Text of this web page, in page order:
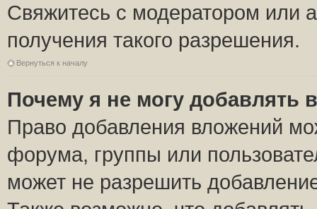
Свяжитесь с модератором или
получения такого разрешения.
Вернуться к началу
Почему я не могу добавлять
Право добавления вложений
форума, группы или
может не разрешить